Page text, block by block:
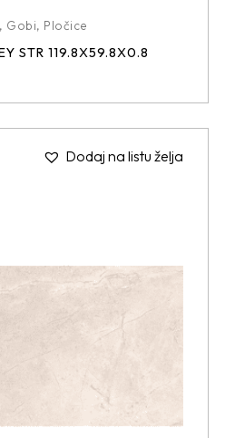
, Gobi, Pločice
STR 119.8X59.8X0.8
Dodaj na listu želja